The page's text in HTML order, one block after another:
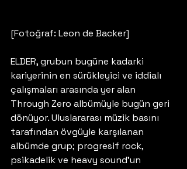
[Fotoğraf: Leon de Backer]
ELDER, grubun bugüne kadarki
kariyerinin en sürükleyici ve iddialı
çalışmaları arasında yer alan
Through Zero albümüyle bugün geri
dönüyor. Uluslararası müzik basını
tarafından övgüyle karşılanan
albümde grup; progresif rock,
psikadelik ve heavy sound'un